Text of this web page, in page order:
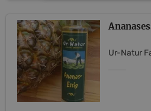
Ur-Natur